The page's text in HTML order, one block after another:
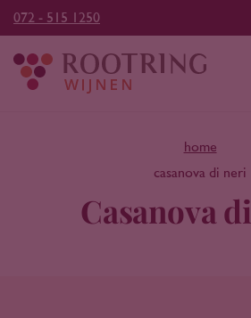
072 - 515 1250
home
casanova di neri
Casanova